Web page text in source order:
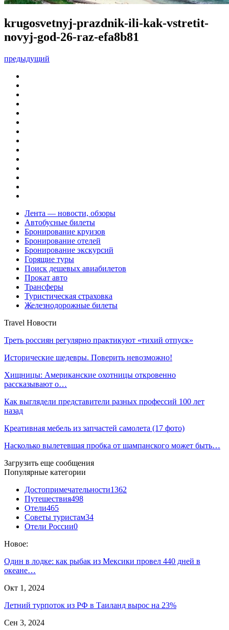
krugosvetnyj-prazdnik-ili-kak-vstretit-
novyj-god-26-raz-efa8b81
предыдущий
Лента — новости, обзоры
Автобусные билеты
Бронирование круизов
Бронирование отелей
Бронирование экскурсий
Горящие туры
Поиск дешевых авиабилетов
Прокат авто
Трансферы
Туристическая страховка
Железнодорожные билеты
Travel Новости
Треть россиян регулярно практикуют «тихий отпуск»
Исторические шедевры. Поверить невозможно!
Хищницы: Американские охотницы откровенно
рассказывают о…
Как выглядели представители разных профессий 100 лет
назад
Креативная мебель из запчастей самолета (17 фото)
Насколько вылетевшая пробка от шампанского может быть…
Загрузить еще сообщения
Популярные категории
Достопримечательности1362
Путешествия498
Отели465
Советы туристам34
Отели России0
Новое:
Один в лодке: как рыбак из Мексики провел 440 дней в
океане…
Окт 1, 2024
Летний турпоток из РФ в Таиланд вырос на 23%
Сен 3, 2024